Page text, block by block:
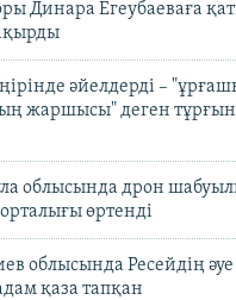
Динара Егеубаеваға
әйелдерді –
жаршысы" деген тұрғын
облысында дрон
өртенді
облысында Ресейдің
қаза тапқан